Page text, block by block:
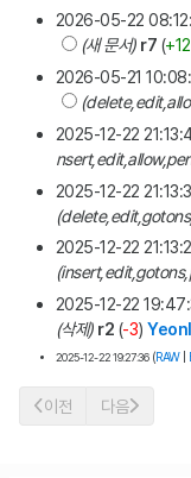
2026-05-22
(새 문서) r7 (
2026-05-21
2025-12-22
2025-12-22
2025-12-22
2025-12-22
(삭제) r2 (-3)
2025-12-22 19:27:36(RAW|
이전 다음